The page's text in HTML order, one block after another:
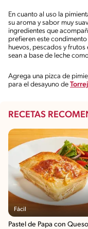
En cuanto al uso la
su aroma y sabor muy
ingredientes que
prefieren este
huevos, pescados y
sean a base de leche
Agrega una pizca de
para el desayuno de
RECETAS
Fácil
Pastel de Papa con Queso